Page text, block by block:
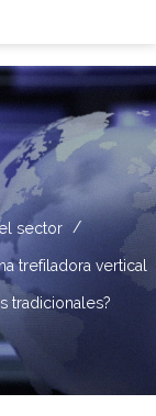
sector /
trefiladora vertical
tradicionales?